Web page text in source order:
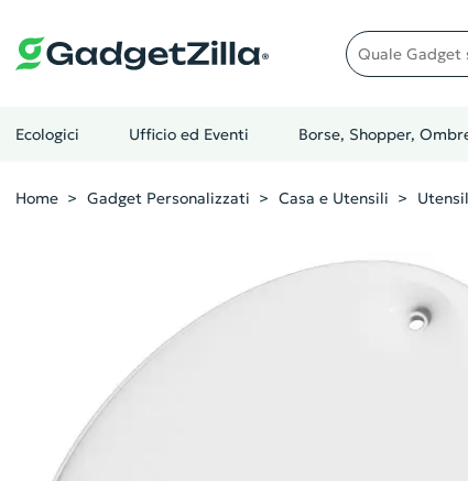
Quale gadget stai
Ecologici Ufficio ed Eventi Borse, Shopper,
Home Gadget Personalizzati Casa e Utensili